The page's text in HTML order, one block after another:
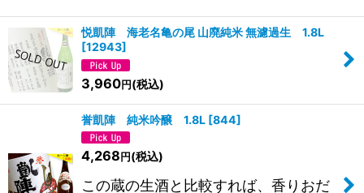
悦凱陣 海老名亀の尾 山廃純米 無濾過生 1.8L
[12943]
3,960円(税込)
誉凱陣 純米吟醸 1.8L [844]
4,268 円 (税込)
この蔵の生酒と比較すれば、香りおだ